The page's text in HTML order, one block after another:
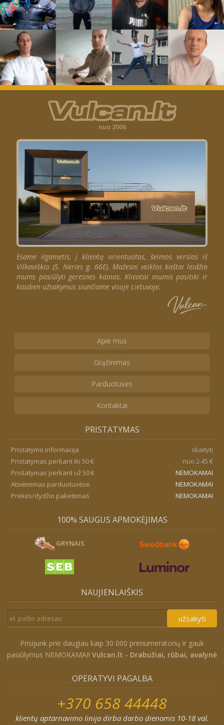
nuo 2006
Esame ilgametis, į klientą orientuotas, šeimos verslas iš
Vilkaviškio (S. Nėries g. 66E). Mažesni veiklos kaštai leidžia
mums pasiūlyti geresnes kainas. Klientai mumis pasitiki ir
kasdien užsakymus siunčiame visoje Lietuvoje.
Apie mus
Grąžinimas
Parduotuvės
Kontaktai
PRISTATYMAS
Pristatymo informacija
skaityti
Pristatymas perkant iki 50 €
nuo 2.45 €
Pristatymas perkant už 50 €
NEMOKAMAI
Atsiėmimas parduotuvėse
NEMOKAMAI
Prekės/dydžio pakeitimas
NEMOKAMAI
100% SAUGUS APMOKĖJIMAS
GRYNAIS
NAUJIENLAIŠKIS
užsakyti
Prisijunk prie daugiau kaip 30 000 prenumeratorių ir gauk
pasiūlymus NEMOKAMAI! Vulcan.lt - Drabužiai, rūbai, avalynė
OPERATYVI PAGALBA
+370 658 44448
klientų aptarnavimo linija dirba darbo dienomis 10-18 val.